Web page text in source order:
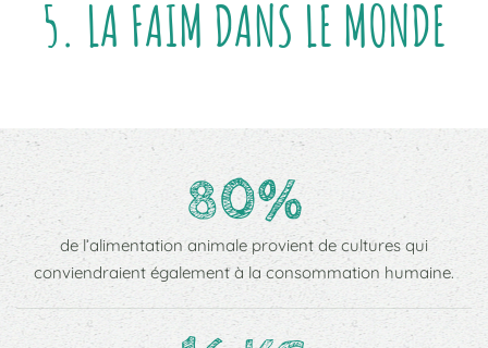
5. LA FAIM DANS LE MONDE
80%
de l’alimentation animale provient de cultures qui
conviendraient également à la consommation humaine.